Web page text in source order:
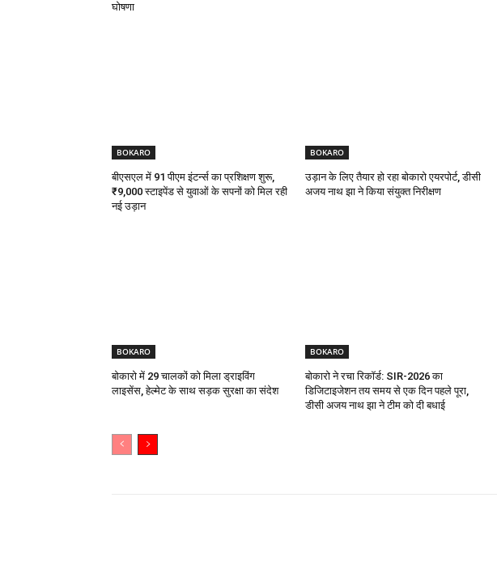
घोषणा
BOKARO
बीएसएल में 91 पीएम इंटर्न्स का प्रशिक्षण शुरू,
₹9,000 स्टाइपेंड से युवाओं के सपनों को मिल रही
नई उड़ान
BOKARO
उड़ान के लिए तैयार हो रहा बोकारो एयरपोर्ट, डीसी
अजय नाथ झा ने किया संयुक्त निरीक्षण
BOKARO
बोकारो में 29 चालकों को मिला ड्राइविंग
लाइसेंस, हेल्मेट के साथ सड़क सुरक्षा का संदेश
BOKARO
बोकारो ने रचा रिकॉर्ड: SIR-2026 का
डिजिटाइजेशन तय समय से एक दिन पहले पूरा,
डीसी अजय नाथ झा ने टीम को दी बधाई